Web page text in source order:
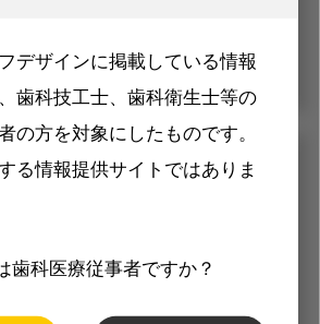
デザインに掲載している情報
歯科技工士、歯科衛生士等の
の方を対象にしたものです。
る情報提供サイトではありま
歯科医療従事者ですか？
メリット